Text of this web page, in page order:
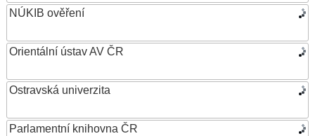
NÚKIB ověření
Orientální ústav AV ČR
Ostravská univerzita
Parlamentní knihovna ČR